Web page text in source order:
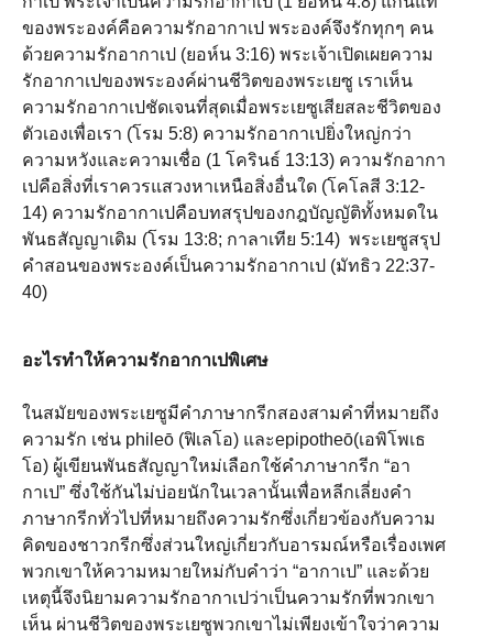
ของพระองค์คือความรักอากาเป พระองค์จึงรักทุกๆ คน
ด้วยความรักอากาเป (ยอห์น 3:16) พระเจ้าเปิดเผยความ
รักอากาเปของพระองค์ผ่านชีวิตของพระเยซู เราเห็น
ความรักอากาเปชัดเจนที่สุดเมื่อพระเยซูเสียสละชีวิตของ
ตัวเองเพื่อเรา (โรม 5:8) ความรักอากาเปยิ่งใหญ่กว่า
ความหวังและความเชื่อ (1 โครินธ์ 13:13) ความรักอากา
เปคือสิ่งที่เราควรแสวงหาเหนือสิ่งอื่นใด (โคโลสี 3:12-
14) ความรักอากาเปคือบทสรุปของกฎบัญญัติทั้งหมดใน
พันธสัญญาเดิม (โรม 13:8; กาลาเทีย 5:14) พระเยซูสรุป
คำสอนของพระองค์เป็นความรักอากาเป (มัทธิว 22:37-
40)
อะไรทำให้ความรักอากาเปพิเศษ
ในสมัยของพระเยซูมีคำภาษากรีกสองสามคำที่หมายถึง
ความรัก เช่น phileō (ฟิเลโอ) และepipotheō(เอพิโพเธ
โอ) ผู้เขียนพันธสัญญาใหม่เลือกใช้คำภาษากรีก “อา
กาเป” ซึ่งใช้กันไม่บ่อยนักในเวลานั้นเพื่อหลีกเลี่ยงคำ
ภาษากรีกทั่วไปที่หมายถึงความรักซึ่งเกี่ยวข้องกับความ
คิดของชาวกรีกซึ่งส่วนใหญ่เกี่ยวกับอารมณ์หรือเรื่องเพศ
พวกเขาให้ความหมายใหม่กับคำว่า “อากาเป” และด้วย
เหตุนี้จึงนิยามความรักอากาเปว่าเป็นความรักที่พวกเขา
เห็น ผ่านชีวิตของพระเยซูพวกเขาไม่เพียงเข้าใจว่าความ